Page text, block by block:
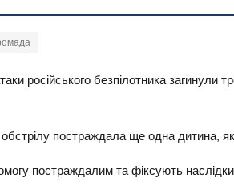
російського безпілотника
постраждала ще одна дитина,
постраждалим та фіксують